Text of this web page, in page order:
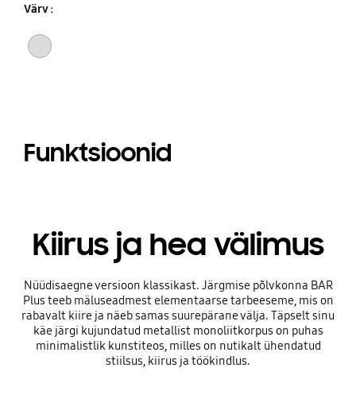
Värv :
Funktsioonid
Kiirus ja hea välimus
Nüüdisaegne versioon klassikast. Järgmise põlvkonna BAR
Plus teeb mäluseadmest elementaarse tarbeeseme, mis on
rabavalt kiire ja näeb samas suurepärane välja. Täpselt sinu
käe järgi kujundatud metallist monoliitkorpus on puhas
minimalistlik kunstiteos, milles on nutikalt ühendatud
stiilsus, kiirus ja töökindlus.